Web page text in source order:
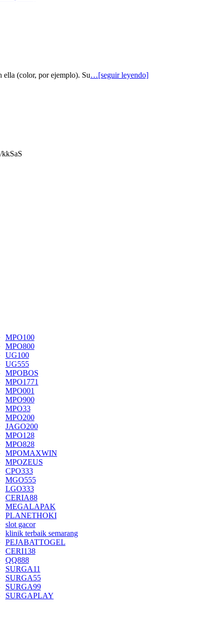
ella (color, por ejemplo). Su…[seguir leyendo]
kkSaS
MPO100
MPO800
UG100
UG555
MPOBOS
MPO1771
MPO001
MPO900
MPO33
MPO200
JAGO200
MPO128
MPO828
MPOMAXWIN
MPOZEUS
CPO333
MGO555
LGO333
CERIA88
MEGALAPAK
PLANETHOKI
slot gacor
klinik terbaik semarang
PEJABATTOGEL
CERI138
QQ888
SURGA11
SURGA55
SURGA99
SURGAPLAY